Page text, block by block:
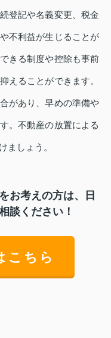
登記や名義変更、税金
不利益が生じることが
きる制度や控除も事前
えることができます。
があり、早めの準備や
。不動産の放置による
ましょう。
お考えの方は、日
談ください！
こちら